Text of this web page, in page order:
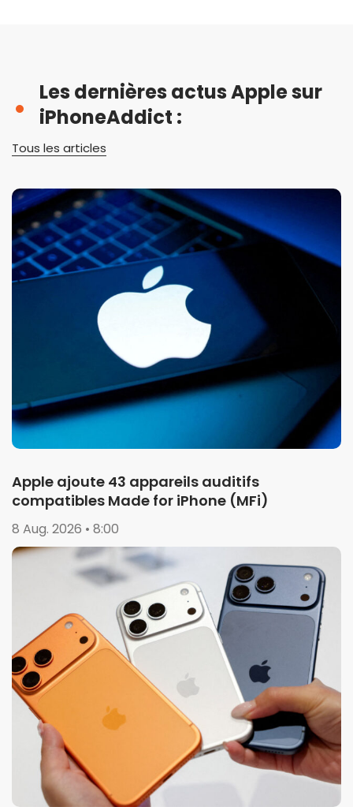
Les dernières actus Apple sur
iPhoneAddict :
Tous les articles
Apple ajoute 43 appareils auditifs
compatibles Made for iPhone (MFi)
8 Aug. 2026 • 8:00